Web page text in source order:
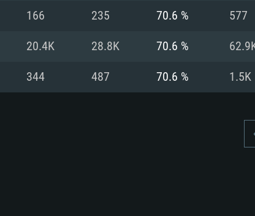
Disco: 60,2 GB
Network:
Disco: 60,2 GB
166 235 70.6 % 577
20.4K 28.8K 70.6 %
344 487 70.6 % 1.5K